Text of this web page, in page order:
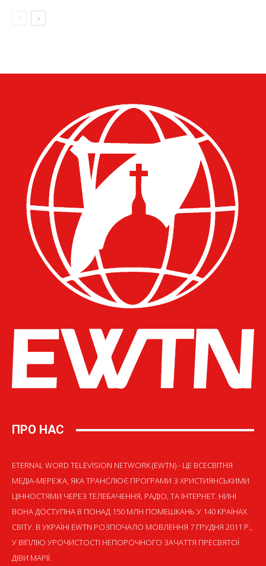
ПРО НАС
ETERNAL WORD TELEVISION NETWORK (EWTN) - ЦЕ ВСЕСВІТНЯ
МЕДІА-МЕРЕЖА, ЯКА ТРАНСЛЮЄ ПРОГРАМИ З ХРИСТИЯНСЬКИМИ
ЦІННОСТЯМИ ЧЕРЕЗ ТЕЛЕБАЧЕННЯ, РАДІО, ТА ІНТЕРНЕТ. НИНІ
ВОНА ДОСТУПНА В ПОНАД 150 МЛН ПОМЕШКАНЬ У 140 КРАЇНАХ
СВІТУ. В УКРАЇНІ EWTN РОЗПОЧАЛО МОВЛЕННЯ 7 ГРУДНЯ 2011 Р.,
У ВІГІЛІЮ УРОЧИСТОСТІ НЕПОРОЧНОГО ЗАЧАТТЯ ПРЕСВЯТОЇ
ДІВИ МАРІЇ.